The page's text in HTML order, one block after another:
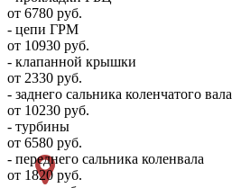
от 6780 руб.
- цепи ГРМ
от 10930 руб.
- клапанной крышки
от 2330 руб.
- заднего сальника коленчатого вала
от 10230 руб.
- турбины
от 6580 руб.
- переднего сальника коленвала
от 1820 руб.